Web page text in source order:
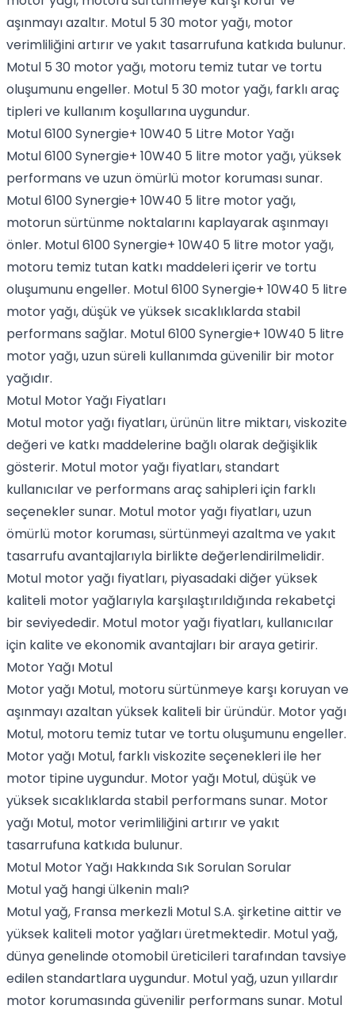
aşınmayı azaltır. Motul 5 30 motor yağı, motor
verimliliğini artırır ve yakıt tasarrufuna katkıda bulunur.
Motul 5 30 motor yağı, motoru temiz tutar ve tortu
oluşumunu engeller. Motul 5 30 motor yağı, farklı araç
tipleri ve kullanım koşullarına uygundur.
Motul 6100 Synergie+ 10W40 5 Litre Motor Yağı
Motul 6100 Synergie+ 10W40 5 litre motor yağı, yüksek
performans ve uzun ömürlü motor koruması sunar.
Motul 6100 Synergie+ 10W40 5 litre motor yağı,
motorun sürtünme noktalarını kaplayarak aşınmayı
önler. Motul 6100 Synergie+ 10W40 5 litre motor yağı,
motoru temiz tutan katkı maddeleri içerir ve tortu
oluşumunu engeller. Motul 6100 Synergie+ 10W40 5 litre
motor yağı, düşük ve yüksek sıcaklıklarda stabil
performans sağlar. Motul 6100 Synergie+ 10W40 5 litre
motor yağı, uzun süreli kullanımda güvenilir bir motor
yağıdır.
Motul Motor Yağı Fiyatları
Motul motor yağı fiyatları, ürünün litre miktarı, viskozite
değeri ve katkı maddelerine bağlı olarak değişiklik
gösterir. Motul motor yağı fiyatları, standart
kullanıcılar ve performans araç sahipleri için farklı
seçenekler sunar. Motul motor yağı fiyatları, uzun
ömürlü motor koruması, sürtünmeyi azaltma ve yakıt
tasarrufu avantajlarıyla birlikte değerlendirilmelidir.
Motul motor yağı fiyatları, piyasadaki diğer yüksek
kaliteli motor yağlarıyla karşılaştırıldığında rekabetçi
bir seviyededir. Motul motor yağı fiyatları, kullanıcılar
için kalite ve ekonomik avantajları bir araya getirir.
Motor Yağı Motul
Motor yağı Motul, motoru sürtünmeye karşı koruyan ve
aşınmayı azaltan yüksek kaliteli bir üründür. Motor yağı
Motul, motoru temiz tutar ve tortu oluşumunu engeller.
Motor yağı Motul, farklı viskozite seçenekleri ile her
motor tipine uygundur. Motor yağı Motul, düşük ve
yüksek sıcaklıklarda stabil performans sunar. Motor
yağı Motul, motor verimliliğini artırır ve yakıt
tasarrufuna katkıda bulunur.
Motul Motor Yağı Hakkında Sık Sorulan Sorular
Motul yağ hangi ülkenin malı?
Motul yağ, Fransa merkezli Motul S.A. şirketine aittir ve
yüksek kaliteli motor yağları üretmektedir. Motul yağ,
dünya genelinde otomobil üreticileri tarafından tavsiye
edilen standartlara uygundur. Motul yağ, uzun yıllardır
motor korumasında güvenilir performans sunar. Motul